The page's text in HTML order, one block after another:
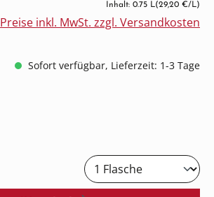
Inhalt: 0.75 L(29,20 €/L)
Preise inkl. MwSt. zzgl. Versandkosten
Sofort verfügbar, Lieferzeit: 1-3 Tage